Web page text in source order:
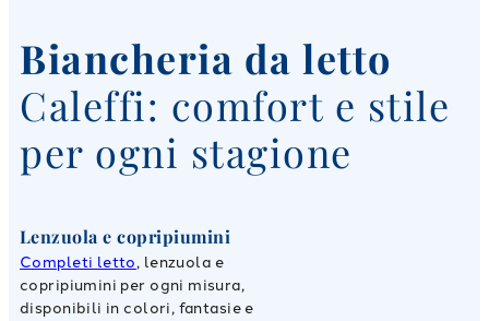
Biancheria da letto
Caleffi: comfort e stile
per ogni stagione
Lenzuola e copripiumini
Completi letto, lenzuola e
copripiumini per ogni misura,
disponibili in colori, fantasie e